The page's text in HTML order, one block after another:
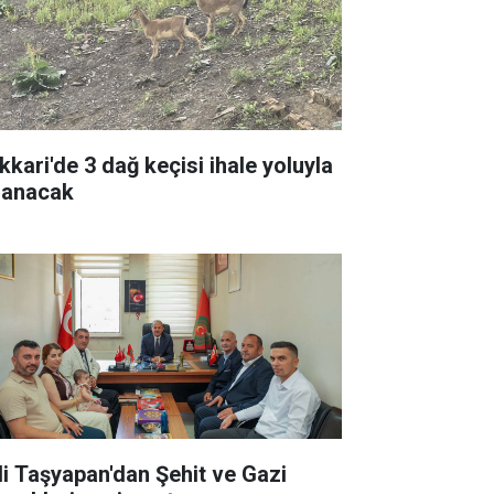
3 dağ keçisi ihale yoluyla
Taşyapan'dan Şehit ve Gazi